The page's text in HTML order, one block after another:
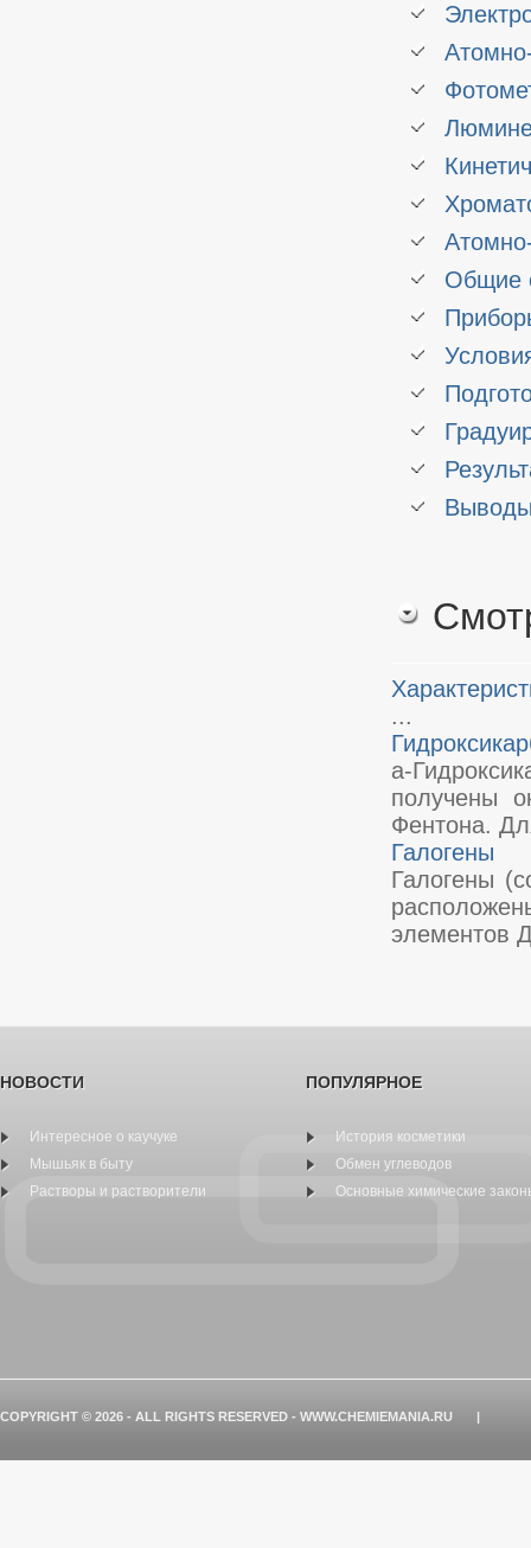
Общие
...
a-
получены
Фентона.
Галогены
Галогены
элементов
НОВОСТИ
Интересное о каучуке
Мышьяк в быту
Растворы и растворители
ПОПУЛЯРНОЕ
История косметики
Обмен углеводов
Основные химические
COPYRIGHT © 2026 - ALL RIGHTS RESERVED - WWW.CHEMIEMANIA.RU |